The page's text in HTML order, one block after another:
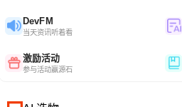
DevFM
当天资讯听着看
激励活动
参与活动赢源石